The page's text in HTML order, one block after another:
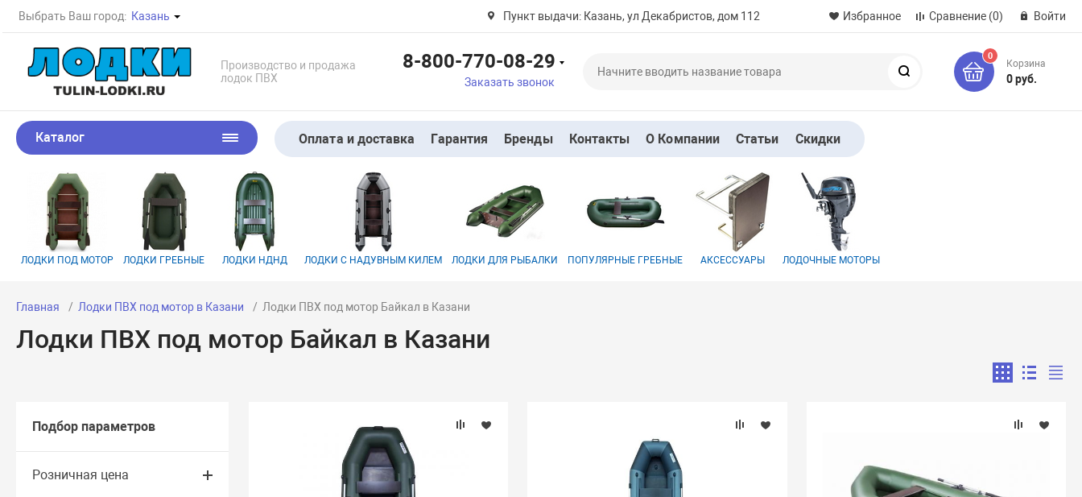
Выбрать Ваш город: Казань Пункт выдачи: Казань, ул Декабристов, дом 112 Избранное Сравнение (0) Войти
Производство и продажа
лодок ПВХ
8-800-770-08-29
Заказать звонок
0
Корзина
0 руб.
Каталог Оплата и доставка Гарантия Бренды Контакты О Компании Статьи Скидки
ЛОДКИ ПОД МОТОР ЛОДКИ ГРЕБНЫЕ ЛОДКИ НДНД ЛОДКИ С НАДУВНЫМ КИЛЕМ ЛОДКИ ДЛЯ РЫБАЛКИ ПОПУЛЯРНЫЕ ГРЕБНЫЕ АКСЕССУАРЫ ЛОДОЧНЫЕ МОТОРЫ
Главная Лодки ПВХ под мотор в Казани Лодки ПВХ под мотор Байкал в Казани
Лодки ПВХ под мотор Байкал в Казани
Подбор параметров
Розничная цена